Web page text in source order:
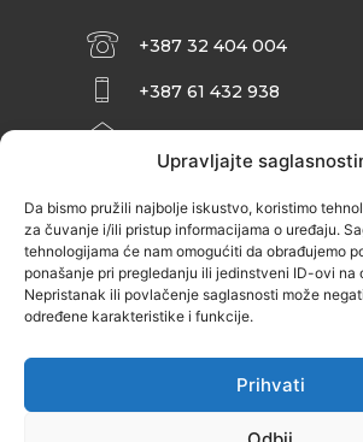
Upravljajte
Da bismo pružili najbolje iskustvo, koristimo
za čuvanje i/ili pristup informacijama o uređaju.
tehnologijama će nam omogućiti da obrađujemo
ponašanje pri pregledanju ili jedinstveni ID-ovi na
Nepristanak ili povlačenje saglasnosti može
određene karakteristike i funkcije.
Prihvati
+387 32 404 004
+387 61 432 938
INFO@ZENIT.BA
ZENIČANKA, 3. SPRAT),